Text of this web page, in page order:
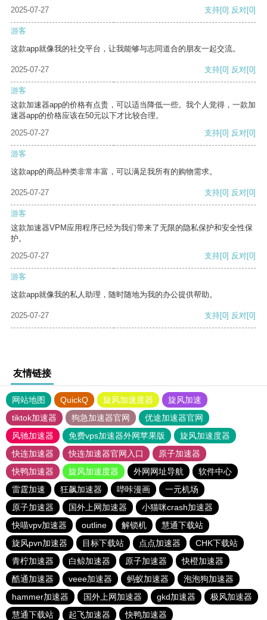
2025-07-27
支持[0] 反对[0]
游客
这款app就像我的社交平台，让我能够与志同道合的朋友一起交流。
2025-07-27 支持[0] 反对[0]
游客
这款加速器app的价格有点贵，可以适当降低一些。我个人觉得，一款加
速器app的价格应该在50元以下才比较合理。
2025-07-27
支持[0] 反对[0]
游客
这款app的商品种类非常丰富，可以满足我所有的购物需求。
2025-07-27 支持[0] 反对[0]
游客
这款加速器VPM应用程序已经为我们带来了无限的隐私保护和安全性保
护。
2025-07-27
支持[0] 反对[0]
游客
这款app就像我的私人助理，随时随地为我的办公提供帮助。
2025-07-27 支持[0] 反对[0]
友情链接
网站地图 QuickQ 旋风加速度器
旋风加速
tiktok加速器
狗急加速器官网
优途加速器官网
风驰加速器
免费vps加速器外网苹果版
旋风加速度器
快连加速器
快连加速器官网入口
原子加速器
快鸭加速器
旋风加速度器 外网网址导航
软件中心
雷霆加速
狂飙加速器 哔咔漫画
一元机场
原子加速器
国外上网加速器
小猫咪crash加速器
快喵vpv加速器
outline 解锁机
慧通下载站
旋风pvn加速器
目标下载站 点点加速器
CHK下载站
青柠加速器
白鲸加速器 原子加速器
快橙加速器
酷通加速器
veee加速器 蚂蚁加速器
泡泡狗加速器
hammer加速器
国外上网加速器 gkd加速器
极风加速器
慧通下载站
起飞加速器 快鸭加速器